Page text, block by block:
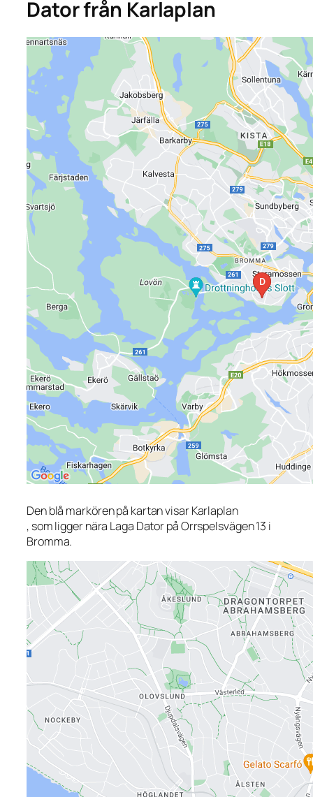
Dator från Karlaplan
Den blå markören på kartan visar Karlaplan
, som ligger nära Laga Dator på Orrspelsvägen 13 i
Bromma.